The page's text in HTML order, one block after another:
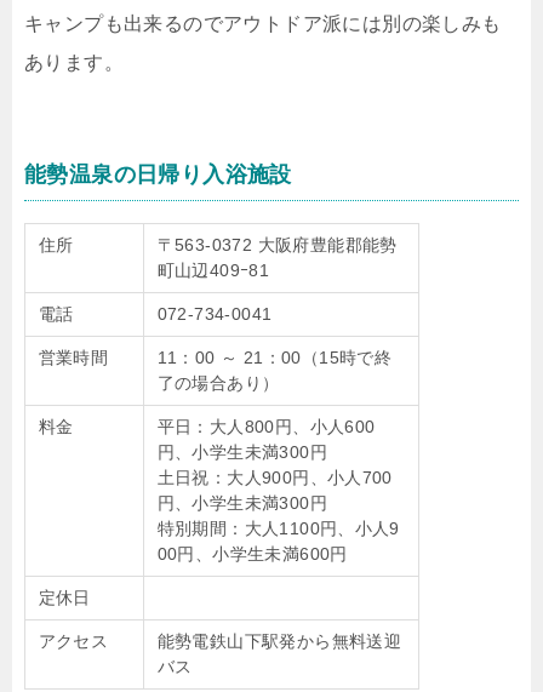
キャンプも出来るのでアウトドア派には別の楽しみも
あります。
能勢温泉の日帰り入浴施設
住所
〒563-0372 大阪府豊能郡能勢
町山辺409ｰ81
電話 072-734-0041
営業時間
11：00 ～ 21：00（15時で終
了の場合あり）
料金
平日：大人800円、小人600
円、小学生未満300円
土日祝：大人900円、小人700
円、小学生未満300円
特別期間：大人1100円、小人9
00円、小学生未満600円
定休日
アクセス
能勢電鉄山下駅発から無料送迎
バス